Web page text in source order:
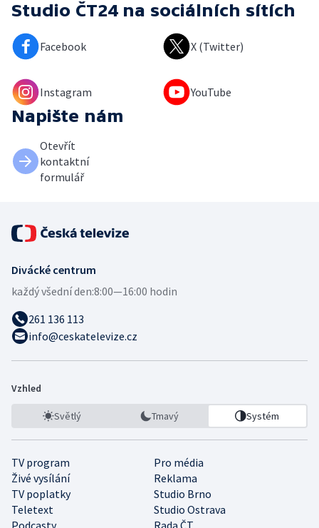
Studio ČT24 na sociálních sítích
Facebook X (Twitter)
Instagram YouTube
Napište nám
Otevřít
kontaktní
formulář
Divácké centrum
každý všední den:8:00—16:00 hodin
261 136 113
info@ceskatelevize.cz
Vzhled
Světlý Tmavý Systém
TV program
Pro média
Živé vysílání
Reklama
TV poplatky
Studio Brno
Teletext
Studio Ostrava